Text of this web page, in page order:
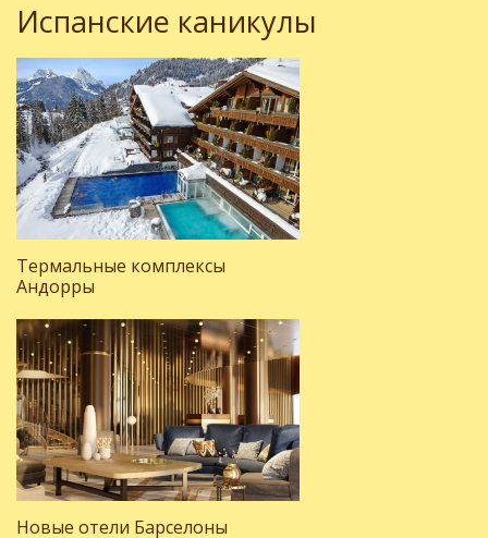
Испанские каникулы
Термальные комплексы
Андорры
Новые отели Барселоны